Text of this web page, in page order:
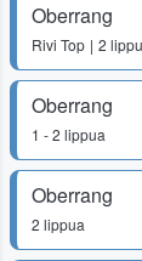
Oberrang
Rivi Top 2
Oberrang
1 - 2 lippua
Oberrang
2 lippua